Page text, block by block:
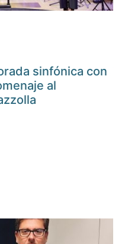
sinfónica con
al